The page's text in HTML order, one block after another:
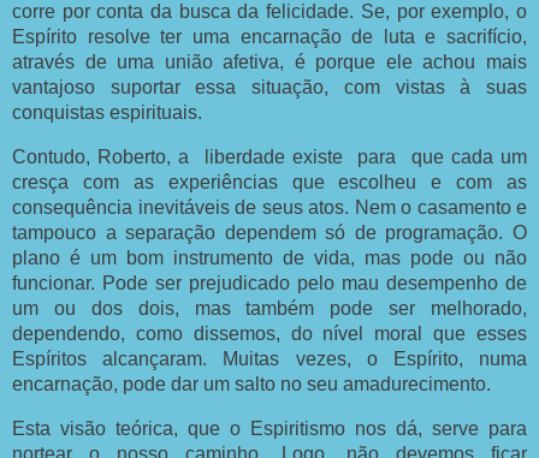
corre por conta da busca da felicidade. Se, por exemplo, o
Espírito resolve ter uma encarnação de luta e sacrifício,
através de uma união afetiva, é porque ele achou mais
vantajoso suportar essa situação, com vistas à suas
conquistas espirituais.
Contudo, Roberto, a liberdade existe para que cada um
cresça com as experiências que escolheu e com as
consequência inevitáveis de seus atos. Nem o casamento e
tampouco a separação dependem só de programação. O
plano é um bom instrumento de vida, mas pode ou não
funcionar. Pode ser prejudicado pelo mau desempenho de
um ou dos dois, mas também pode ser melhorado,
dependendo, como dissemos, do nível moral que esses
Espíritos alcançaram. Muitas vezes, o Espírito, numa
encarnação, pode dar um salto no seu amadurecimento.
Esta visão teórica, que o Espiritismo nos dá, serve para
nortear o nosso caminho. Logo, não devemos ficar